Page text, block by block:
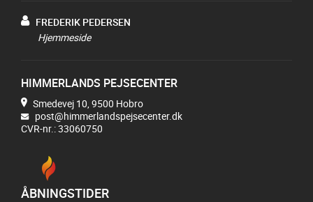
FREDERIK PEDERSEN
Hjemmeside
HIMMERLANDS PEJSECENTER
Smedevej 10, 9500 Hobro
post@himmerlandspejsecenter.dk
CVR-nr.: 33060750
ÅBNINGSTIDER